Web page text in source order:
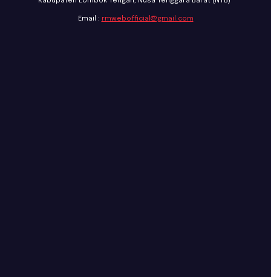
Email : rmwebofficial@gmail.com